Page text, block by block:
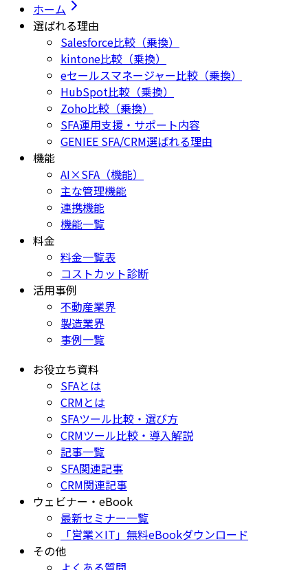
ホーム
選ばれる理由
Salesforce比較（乗換）
kintone比較（乗換）
eセールスマネージャー比較（乗換）
HubSpot比較（乗換）
Zoho比較（乗換）
SFA運用支援・サポート内容
GENIEE SFA/CRM選ばれる理由
機能
AI×SFA（機能）
主な管理機能
連携機能
機能一覧
料金
料金一覧表
コストカット診断
活用事例
不動産業界
製造業界
事例一覧
お役立ち資料
SFAとは
CRMとは
SFAツール比較・選び方
CRMツール比較・導入解説
記事一覧
SFA関連記事
CRM関連記事
ウェビナー・eBook
最新セミナー一覧
「営業×IT」無料eBookダウンロード
その他